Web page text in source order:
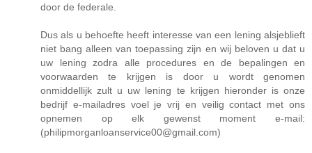
door de federale.
Dus als u behoefte heeft interesse van een lening alsjeblieft
niet bang alleen van toepassing zijn en wij beloven u dat u
uw lening zodra alle procedures en de bepalingen en
voorwaarden te krijgen is door u wordt genomen
onmiddellijk zult u uw lening te krijgen hieronder is onze
bedrijf e-mailadres voel je vrij en veilig contact met ons
opnemen op elk gewenst moment e-mail:
(philipmorganloanservice00@gmail.com)